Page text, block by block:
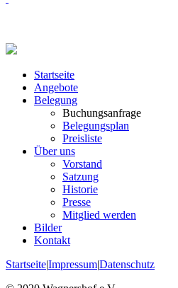
Startseite
Angebote
Belegung
Buchungsanfrage
Belegungsplan
Preisliste
Über uns
Vorstand
Satzung
Historie
Presse
Mitglied werden
Bilder
Kontakt
Startseite|Impressum|Datenschutz